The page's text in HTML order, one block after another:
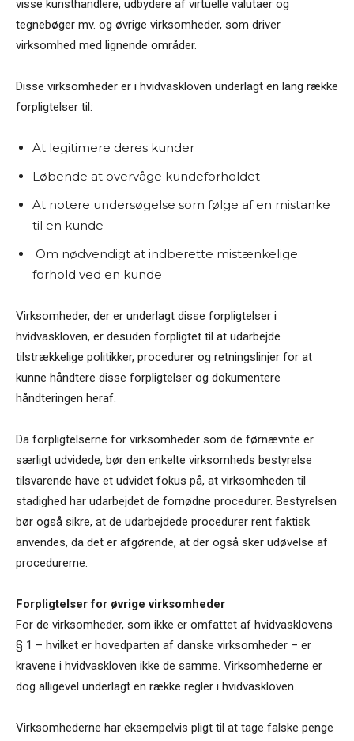
visse kunsthandlere, udbydere af virtuelle valutaer og
tegnebøger mv. og øvrige virksomheder, som driver
virksomhed med lignende områder.
Disse virksomheder er i hvidvaskloven underlagt en lang række
forpligtelser til:
At legitimere deres kunder
Løbende at overvåge kundeforholdet
At notere undersøgelse som følge af en mistanke
til en kunde
Om nødvendigt at indberette mistænkelige
forhold ved en kunde
Virksomheder, der er underlagt disse forpligtelser i
hvidvaskloven, er desuden forpligtet til at udarbejde
tilstrækkelige politikker, procedurer og retningslinjer for at
kunne håndtere disse forpligtelser og dokumentere
håndteringen heraf.
Da forpligtelserne for virksomheder som de førnævnte er
særligt udvidede, bør den enkelte virksomheds bestyrelse
tilsvarende have et udvidet fokus på, at virksomheden til
stadighed har udarbejdet de fornødne procedurer. Bestyrelsen
bør også sikre, at de udarbejdede procedurer rent faktisk
anvendes, da det er afgørende, at der også sker udøvelse af
procedurerne.
Forpligtelser for øvrige virksomheder
For de virksomheder, som ikke er omfattet af hvidvasklovens
§ 1 – hvilket er hovedparten af danske virksomheder – er
kravene i hvidvaskloven ikke de samme. Virksomhederne er
dog alligevel underlagt en række regler i hvidvaskloven.
Virksomhederne har eksempelvis pligt til at tage falske penge